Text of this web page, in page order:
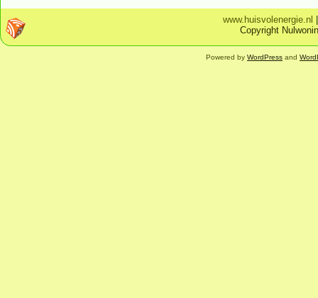
www.huisvolenergie.nl
Copyright
Powered by WordPress and